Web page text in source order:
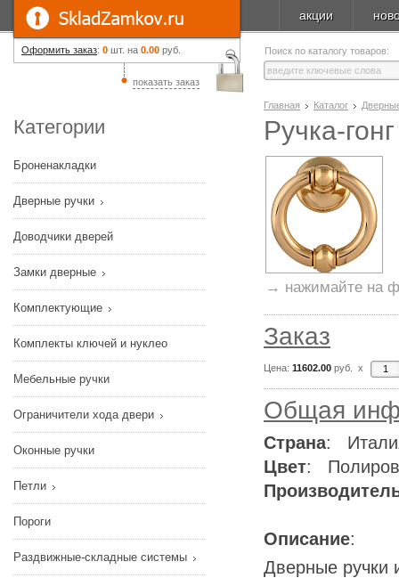
Оформить заказ: 0 шт. на 0.00 руб.
показать заказ
акции
Поиск по каталогу товаров:
Категории
Броненакладки
Дверные ручки
Доводчики дверей
Замки дверные
Комплектующие
Комплекты ключей и нуклео
Мебельные ручки
Ограничители хода двери
Оконные ручки
Петли
Пороги
Раздвижные-складные системы
Главная Каталог
Ручка-
→ нажимайте на
Заказ
Цена: 11602.00 руб. x
Общая
Страна:
Цвет:
Описание:
Дверные ручки